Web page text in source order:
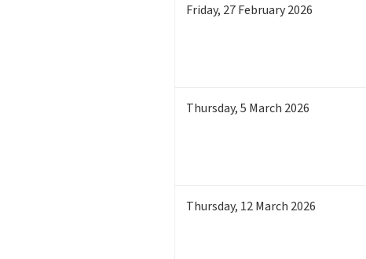
Friday, 27February 2026
Thursday,5 March 2026
Thursday, 12March 2026